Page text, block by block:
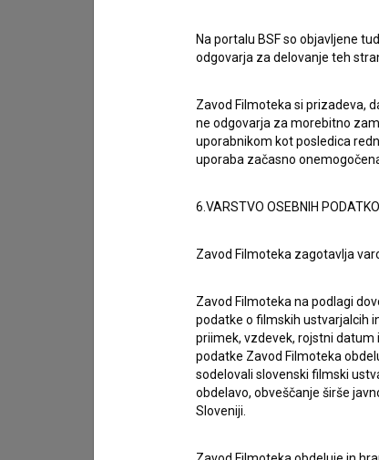
Spoštovani, s pomočjo spodnjega obrazca
imam vprašanje
prijavljam napako
želim dodati podatke
Na portalu BSF so objavljene
odgovarja za delovanje teh
Zavod Filmoteka si prizadeva,
ne odgovarja za morebitno
uporabnikom kot posledica
uporaba začasno
6.VARSTVO OSEBNIH
Zavod Filmoteka zagotavlja
Zavod Filmoteka na podlagi
podatke o filmskih ustvarjalcih
priimek, vzdevek, rojstni
podatke Zavod Filmoteka
sodelovali slovenski filmski
obdelavo, obveščanje širše
Sloveniji.